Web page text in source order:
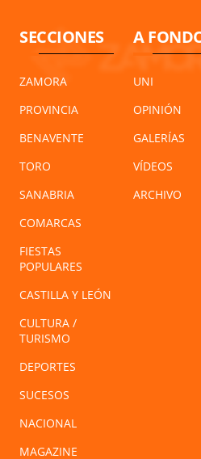
SECCIONES
ZAMORA
PROVINCIA
BENAVENTE
TORO
SANABRIA
COMARCAS
FIESTAS
POPULARES
CASTILLA Y LEÓN
CULTURA /
TURISMO
DEPORTES
SUCESOS
NACIONAL
MAGAZINE
A
UNI
OPINIÓN
GALERÍAS
VÍDEOS
ARCHIVO